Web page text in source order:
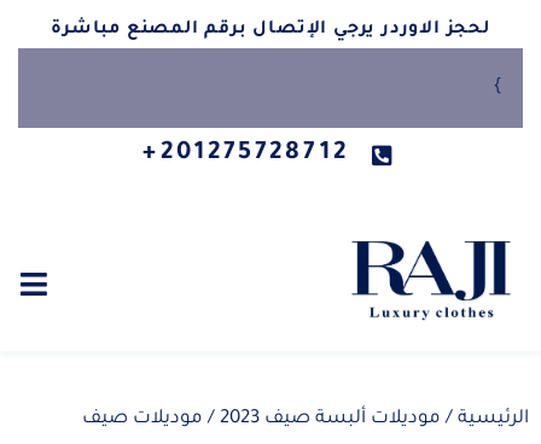
لحجز الاوردر يرجي الإتصال برقم المصنع مباشرة
}
201275728712+
الرئيسية / موديلات ألبسة صيف 2023 / موديلات صيف